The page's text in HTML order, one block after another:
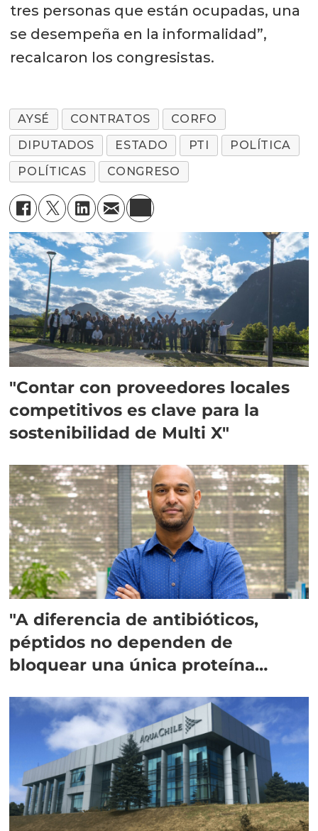
tres personas que están ocupadas, una
se desempeña en la informalidad”,
recalcaron los congresistas.
AYSÉ CONTRATOS
CORFO
DIPUTADOS
ESTADO PTI
POLÍTICA
POLÍTICAS
CONGRESO
"Contar con proveedores locales
competitivos es clave para la
sostenibilidad de Multi X"
"A diferencia de antibióticos,
péptidos no dependen de
bloquear una única proteína